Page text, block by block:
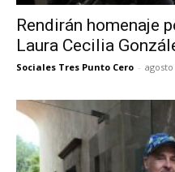
Rendirán homenaje
Laura Cecilia
Sociales Tres Punto Cero - agosto